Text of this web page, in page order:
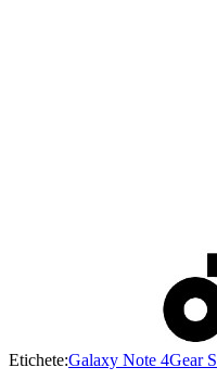
Etichete:Galaxy Note 4Gear S